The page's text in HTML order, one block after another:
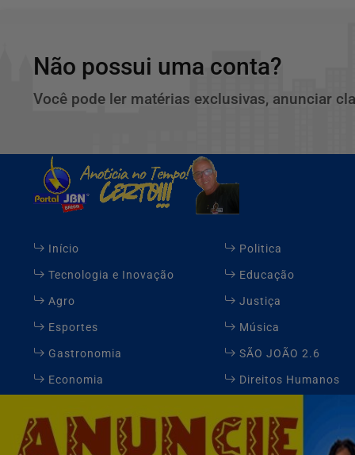
Não possui uma conta?
Você pode ler matérias exclusivas, anunciar
Início Politica
Tecnologia e Inovação
Educação
Agro
Justiça
Esportes
Música
Gastronomia
SÃO JOÃO 2.6
Economia
Direitos Humanos